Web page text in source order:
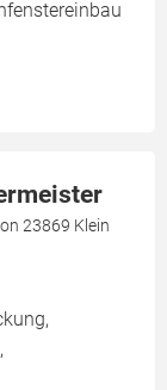
23869 Klein